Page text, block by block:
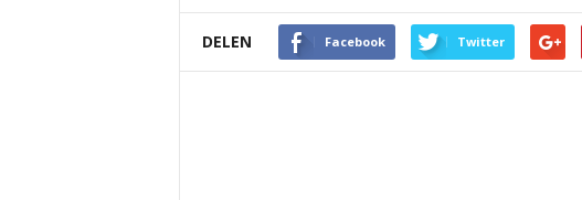
DELEN Facebook Twitter